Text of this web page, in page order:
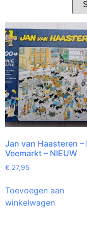
Jan van Haasteren –
Veemarkt – NIEUW
€ 27,95
Toevoegen aan
winkelwagen